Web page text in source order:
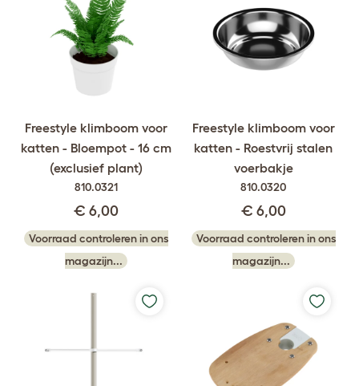
Freestyle klimboom voor
katten - Bloempot - 16 cm
(exclusief plant)
810.0321
€ 6,00
Voorraad controleren in ons
magazijn...
Freestyle klimboom voor
katten - Roestvrij stalen
voerbakje
810.0320
€ 6,00
Voorraad controleren in ons
magazijn...